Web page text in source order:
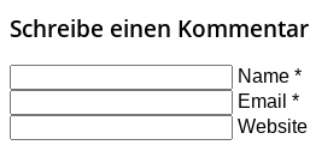
Schreibe einen Kommentar
Name *
Email *
Website